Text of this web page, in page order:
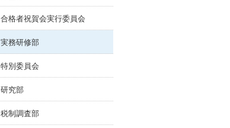
合格者祝賀会実行委員会
実務研修部
特別委員会
研究部
税制調査部